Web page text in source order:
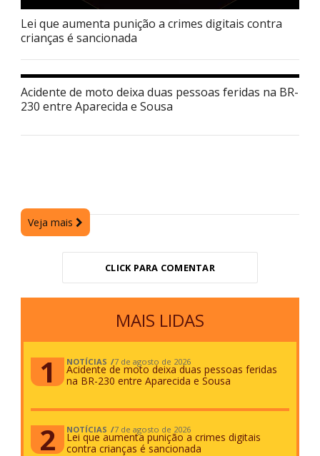
Lei que aumenta punição a crimes digitais contra
crianças é sancionada
Acidente de moto deixa duas pessoas feridas na BR-
230 entre Aparecida e Sousa
Veja mais
CLICK PARA COMENTAR
MAIS LIDAS
NOTÍCIAS 7 de agosto de 2026
Acidente de moto deixa duas pessoas feridas
na BR-230 entre Aparecida e Sousa
NOTÍCIAS 7 de agosto de 2026
Lei que aumenta punição a crimes digitais
contra crianças é sancionada